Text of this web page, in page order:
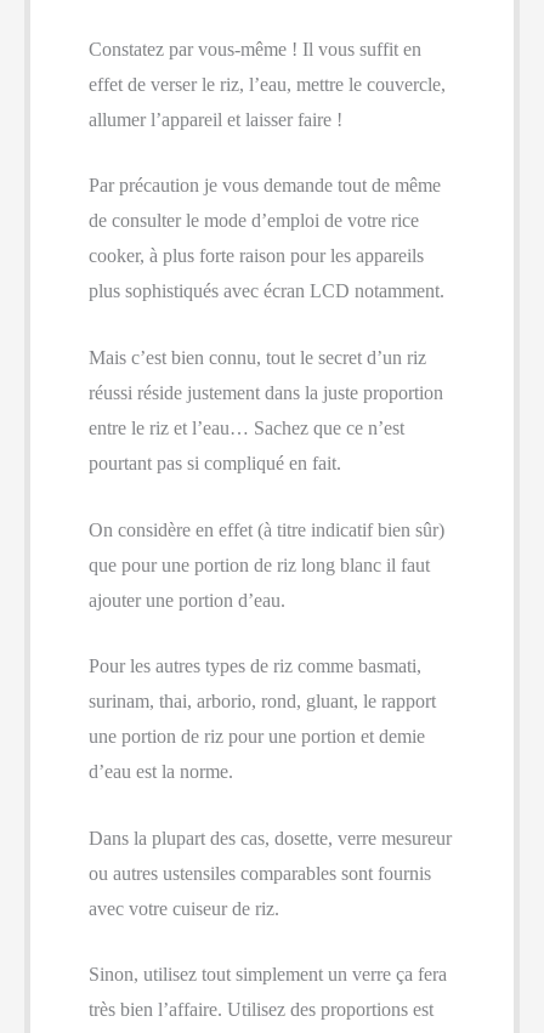
Constatez par vous-même ! Il vous suffit en
effet de verser le riz, l’eau, mettre le couvercle,
allumer l’appareil et laisser faire !
Par précaution je vous demande tout de même
de consulter le mode d’emploi de votre rice
cooker, à plus forte raison pour les appareils
plus sophistiqués avec écran LCD notamment.
Mais c’est bien connu, tout le secret d’un riz
réussi réside justement dans la juste proportion
entre le riz et l’eau… Sachez que ce n’est
pourtant pas si compliqué en fait.
On considère en effet (à titre indicatif bien sûr)
que pour une portion de riz long blanc il faut
ajouter une portion d’eau.
Pour les autres types de riz comme basmati,
surinam, thai, arborio, rond, gluant, le rapport
une portion de riz pour une portion et demie
d’eau est la norme.
Dans la plupart des cas, dosette, verre mesureur
ou autres ustensiles comparables sont fournis
avec votre cuiseur de riz.
Sinon, utilisez tout simplement un verre ça fera
très bien l’affaire. Utilisez des proportions est